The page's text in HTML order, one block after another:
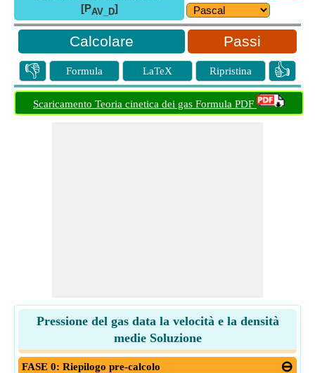
[PAV_D]
Passi
👎 Formula LaTeX Ripristina 👍
Scaricamento Teoria cinetica dei gas Formula PDF
Pressione del gas data la velocità e la densità
medie Soluzione
FASE 0: Riepilogo pre-calcolo